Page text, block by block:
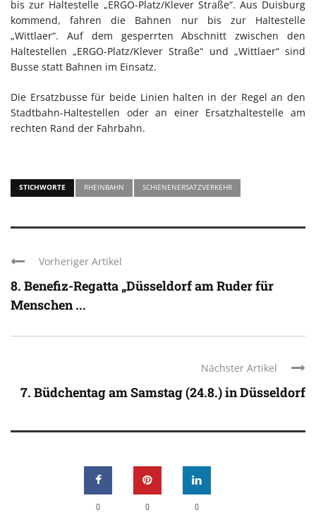
bis zur Haltestelle „ERGO-Platz/Klever Straße“. Aus Duisburg
kommend, fahren die Bahnen nur bis zur Haltestelle
„Wittlaer“. Auf dem gesperrten Abschnitt zwischen den
Haltestellen „ERGO-Platz/Klever Straße“ und „Wittlaer“ sind
Busse statt Bahnen im Einsatz.
Die Ersatzbusse für beide Linien halten in der Regel an den
Stadtbahn-Haltestellen oder an einer Ersatzhaltestelle am
rechten Rand der Fahrbahn.
STICHWORTE RHEINBAHN SCHIENENERSATZVERKEHR
Vorheriger Artikel
8. Benefiz-Regatta „Düsseldorf am Ruder für
Menschen ...
Nächster Artikel
7. Büdchentag am Samstag (24.8.) in Düsseldorf
0 0 0